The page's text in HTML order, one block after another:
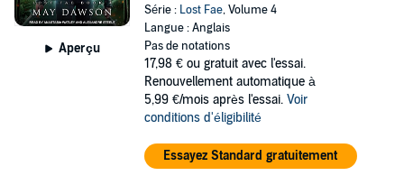
Aperçu
Série : Lost Fae, Volume 4
Langue : Anglais
Pas de notations
17,98 € ou gratuit avec l'essai.
Renouvellement automatique à
5,99 €/mois après l'essai. Voir
conditions d'éligibilité
Essayez Standard gratuitement